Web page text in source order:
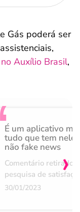
Gás poderá ser
Auxílio Brasil,
É um aplicativo
tudo que tem nele
não fake news
Comentário retirado
pesquisa de
30/01/2023
›